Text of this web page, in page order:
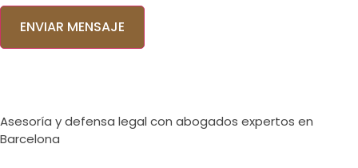
Por
favor,
deja
Asesoría y defensa legal con abogados expertos en
Barcelona